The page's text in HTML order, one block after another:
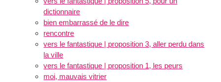
dictionnaire
bien embarrassé de le dire
rencontre
vers le fantastique | proposition 3, aller perdu dans
la ville
vers le fantastique | proposition 1, les peurs
moi, mauvais vitrier